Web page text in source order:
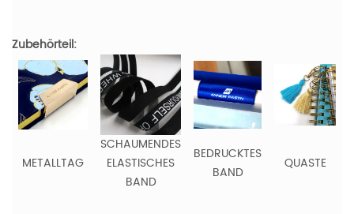
Zubehörteil:
METALLTAG
SCHAUMENDES
ELASTISCHES
BAND
BEDRUCKTES
BAND
QUASTE